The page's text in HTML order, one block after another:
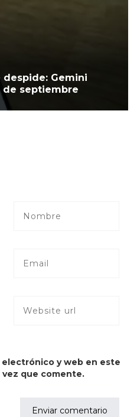
despide: Gemini
septiembre
electrónico y web en este
vez que comente.